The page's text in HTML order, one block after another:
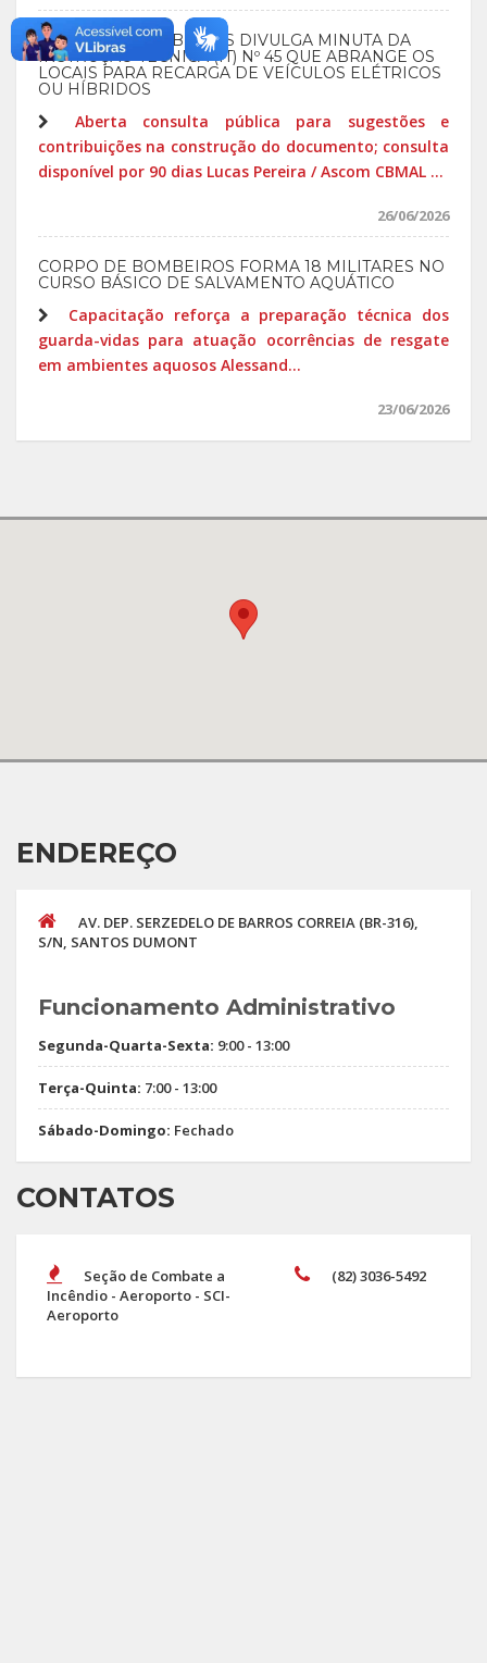
CORPO DE BOMBEIROS DIVULGA MINUTA DA
INSTRUÇÃO TÉCNICA (IT) Nº 45 QUE ABRANGE OS
LOCAIS PARA RECARGA DE VEÍCULOS ELÉTRICOS
OU HÍBRIDOS
Aberta consulta pública para sugestões e
contribuições na construção do documento; consulta
disponível por 90 dias Lucas Pereira / Ascom CBMAL ...
26/06/2026
CORPO DE BOMBEIROS FORMA 18 MILITARES NO
CURSO BÁSICO DE SALVAMENTO AQUÁTICO
Capacitação reforça a preparação técnica dos
guarda-vidas para atuação ocorrências de resgate
em ambientes aquosos Alessand...
23/06/2026
ENDEREÇO
AV. DEP. SERZEDELO DE BARROS CORREIA (BR-316),
S/N, SANTOS DUMONT
Funcionamento Administrativo
Segunda-Quarta-Sexta: 9:00 - 13:00
Terça-Quinta: 7:00 - 13:00
Sábado-Domingo: Fechado
CONTATOS
Seção de Combate a
Incêndio - Aeroporto - SCI-
Aeroporto
(82) 3036-5492